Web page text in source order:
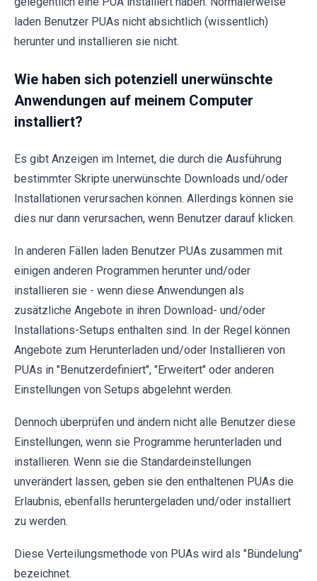
laden Benutzer PUAs nicht absichtlich (wissentlich)
herunter und installieren sie nicht.
Wie haben sich potenziell unerwünschte
Anwendungen auf meinem Computer
installiert?
Es gibt Anzeigen im Internet, die durch die Ausführung
bestimmter Skripte unerwünschte Downloads und/oder
Installationen verursachen können. Allerdings können sie
dies nur dann verursachen, wenn Benutzer darauf klicken.
In anderen Fällen laden Benutzer PUAs zusammen mit
einigen anderen Programmen herunter und/oder
installieren sie - wenn diese Anwendungen als
zusätzliche Angebote in ihren Download- und/oder
Installations-Setups enthalten sind. In der Regel können
Angebote zum Herunterladen und/oder Installieren von
PUAs in "Benutzerdefiniert", "Erweitert" oder anderen
Einstellungen von Setups abgelehnt werden.
Dennoch überprüfen und ändern nicht alle Benutzer diese
Einstellungen, wenn sie Programme herunterladen und
installieren. Wenn sie die Standardeinstellungen
unverändert lassen, geben sie den enthaltenen PUAs die
Erlaubnis, ebenfalls heruntergeladen und/oder installiert
zu werden.
Diese Verteilungsmethode von PUAs wird als "Bündelung"
bezeichnet.